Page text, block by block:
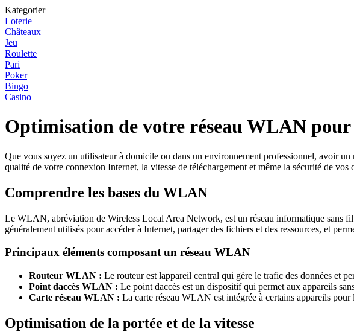
Kategorier
Loterie
Châteaux
Jeu
Roulette
Pari
Poker
Bingo
Casino
Optimisation de votre réseau WLAN
Que vous soyez un utilisateur à domicile ou dans un environnement professionnel, avoir
qualité de votre connexion Internet, la vitesse de téléchargement et même la sécurité de
Comprendre les bases du WLAN
Le WLAN, abréviation de Wireless Local Area Network, est un réseau informatique sans
généralement utilisés pour accéder à Internet, partager des fichiers et des ressources, et
Principaux éléments composant un réseau WLAN
Routeur WLAN : Le routeur est lappareil central qui gère le trafic des données et
Point daccès WLAN : Le point daccès est un dispositif qui permet aux appareils
Carte réseau WLAN : La carte réseau WLAN est intégrée à certains appareils
Optimisation de la portée et de la vitesse